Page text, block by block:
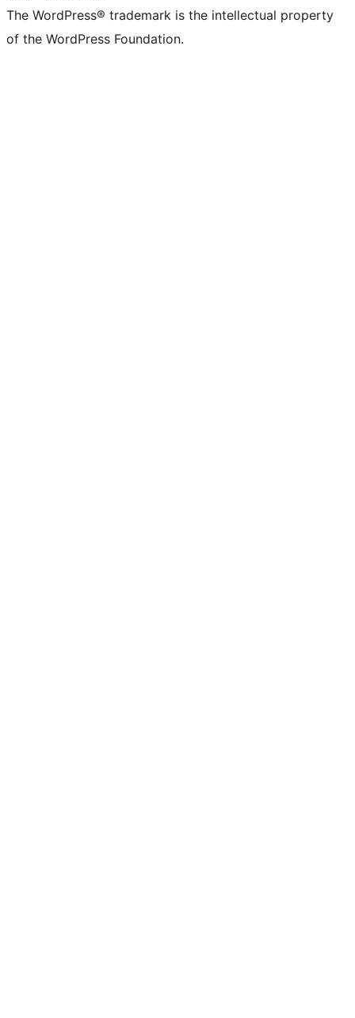
The WordPress® trademark is the intellectual property
of the WordPress Foundation.